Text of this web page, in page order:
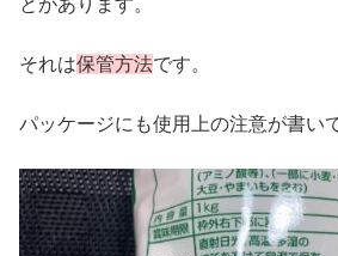
それは保管方法です。
パッケージにも使用上の注意が書い